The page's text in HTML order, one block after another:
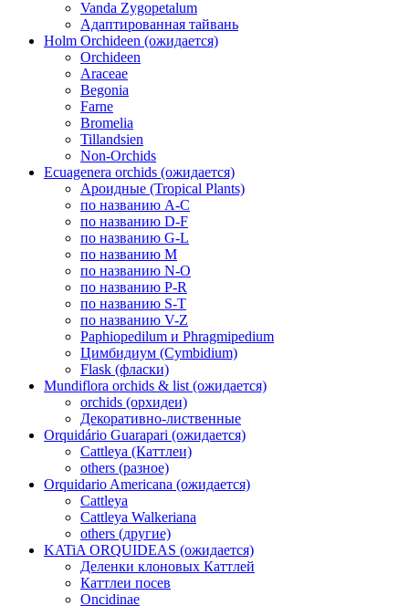
Vanda Zygopetalum
Адаптированная тайвань
Holm Orchideen (ожидается)
Orchideen
Araceae
Begonia
Farne
Bromelia
Tillandsien
Non-Orchids
Ecuagenera orchids (ожидается)
Ароидные (Tropical Plants)
по названию A-C
по названию D-F
по названию G-L
по названию M
по названию N-O
по названию P-R
по названию S-T
по названию V-Z
Paphiopedilum и Phragmipedium
Цимбидиум (Cymbidium)
Flask (фласки)
Mundiflora orchids & list (ожидается)
orchids (орхидеи)
Декоративно-лиственные
Orquidário Guarapari (ожидается)
Cattleya (Каттлеи)
others (разное)
Orquidario Americana (ожидается)
Cattleya
Cattleya Walkeriana
others (другие)
KATiA ORQUIDEAS (ожидается)
Деленки клоновых Каттлей
Каттлеи посев
Oncidinae